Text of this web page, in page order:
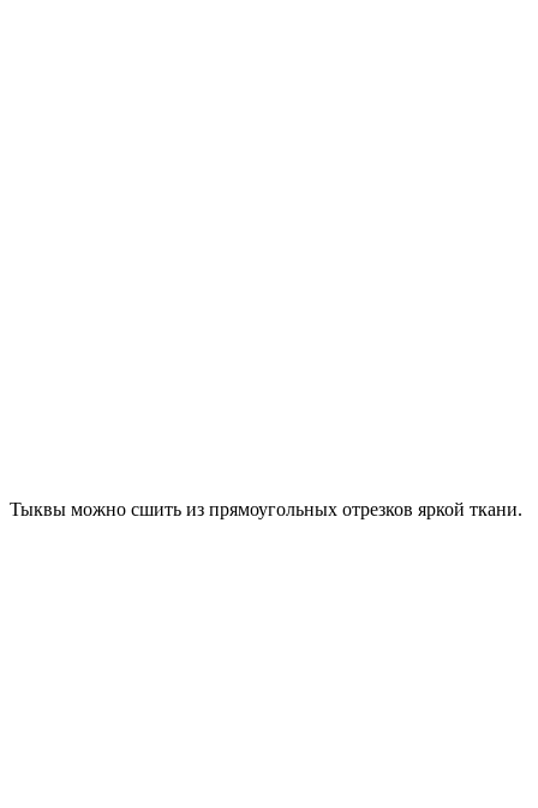
Тыквы можно сшить из прямоугольных отрезков яркой ткани.